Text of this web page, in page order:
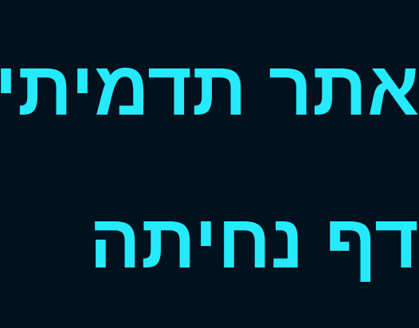
אתר תדמיתי
דף נחיתה